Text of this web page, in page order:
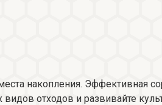
накопления. Эффективная
отходов и развивайте